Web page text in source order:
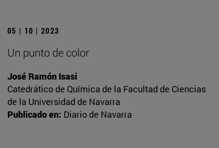
05 | 10 | 2023
Un punto de color
José Ramón Isasi
Catedrático de Química de la Facultad de Ciencias
de la Universidad de Navarra
Publicado en: Diario de Navarra